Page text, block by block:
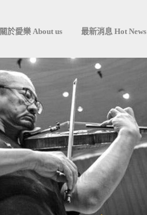
關於愛樂 About us 最新消息 Hot News